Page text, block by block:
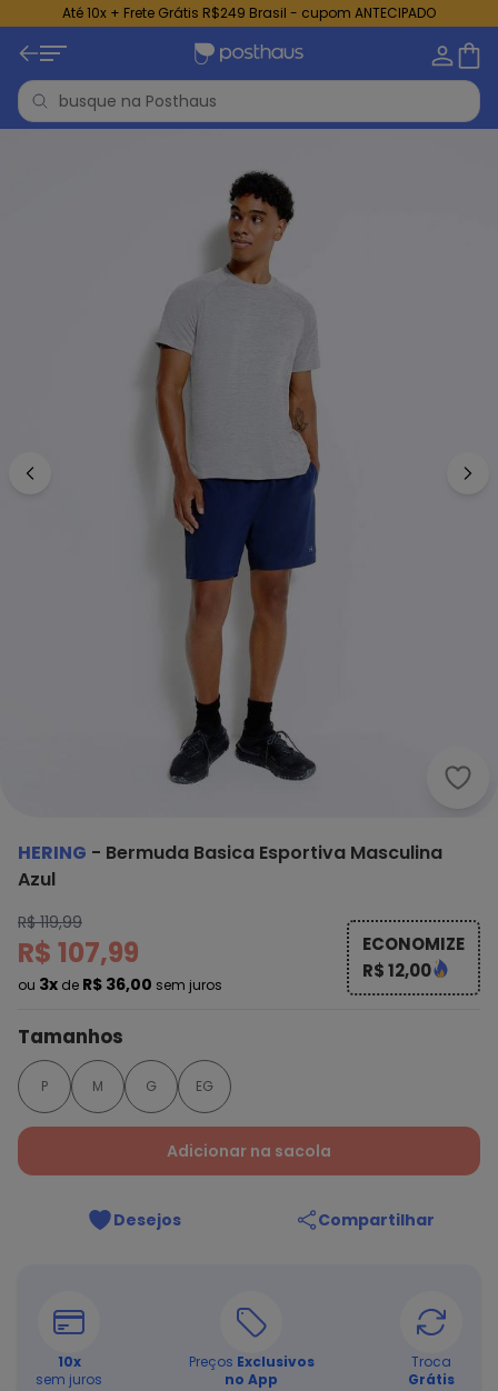
Até 10x + Frete Grátis R$249 Brasil - cupom ANTECIPADO
HERING - Bermuda Basica Esportiva Masculina
Azul
R$ 119,99
R$ 107,99
ou 3x de R$ 36,00 sem juros
ECONOMIZE
R$ 12,00
Tamanhos
P M G EG
Adicionar na sacola
Desejos Compartilhar
10x
sem juros
Preços Exclusivos
no App
Troca
Grátis